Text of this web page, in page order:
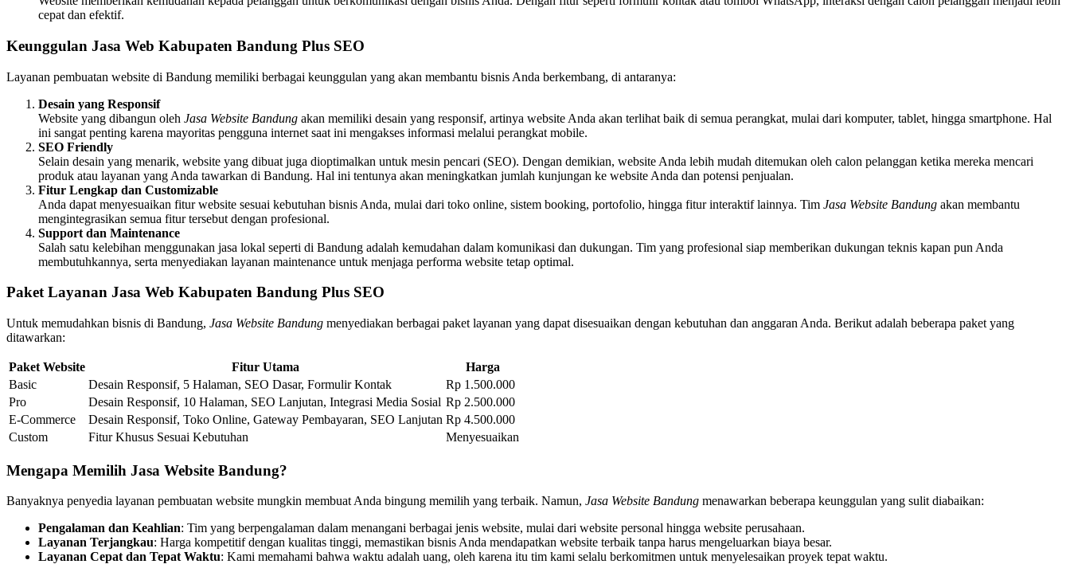
cepat dan efektif.
Keunggulan Jasa Web Kabupaten Bandung Plus SEO
Layanan pembuatan website di Bandung memiliki berbagai keunggulan yang akan membantu bisnis Anda berkembang, di antaranya:
Desain yang Responsif
Website yang dibangun oleh Jasa Website Bandung akan memiliki desain yang responsif, artinya website Anda akan terlihat baik di semua perangkat, mulai dari komputer, tablet, hingga smartphone. Hal
ini sangat penting karena mayoritas pengguna internet saat ini mengakses informasi melalui perangkat mobile.
SEO Friendly
Selain desain yang menarik, website yang dibuat juga dioptimalkan untuk mesin pencari (SEO). Dengan demikian, website Anda lebih mudah ditemukan oleh calon pelanggan ketika mereka mencari
produk atau layanan yang Anda tawarkan di Bandung. Hal ini tentunya akan meningkatkan jumlah kunjungan ke website Anda dan potensi penjualan.
Fitur Lengkap dan Customizable
Anda dapat menyesuaikan fitur website sesuai kebutuhan bisnis Anda, mulai dari toko online, sistem booking, portofolio, hingga fitur interaktif lainnya. Tim Jasa Website Bandung akan membantu
mengintegrasikan semua fitur tersebut dengan profesional.
Support dan Maintenance
Salah satu kelebihan menggunakan jasa lokal seperti di Bandung adalah kemudahan dalam komunikasi dan dukungan. Tim yang profesional siap memberikan dukungan teknis kapan pun Anda
membutuhkannya, serta menyediakan layanan maintenance untuk menjaga performa website tetap optimal.
Paket Layanan Jasa Web Kabupaten Bandung Plus SEO
Untuk memudahkan bisnis di Bandung, Jasa Website Bandung menyediakan berbagai paket layanan yang dapat disesuaikan dengan kebutuhan dan anggaran Anda. Berikut adalah beberapa paket yang
ditawarkan:
Paket Website Fitur Utama
Harga
Basic
Desain Responsif, 5 Halaman, SEO Dasar, Formulir Kontak
Rp 1.500.000
Pro
Desain Responsif, 10 Halaman, SEO Lanjutan, Integrasi Media Sosial Rp 2.500.000
E-Commerce
Desain Responsif, Toko Online, Gateway Pembayaran, SEO Lanjutan Rp 4.500.000
Custom
Fitur Khusus Sesuai Kebutuhan Menyesuaikan
Mengapa Memilih Jasa Website Bandung?
Banyaknya penyedia layanan pembuatan website mungkin membuat Anda bingung memilih yang terbaik. Namun, Jasa Website Bandung menawarkan beberapa keunggulan yang sulit diabaikan:
Pengalaman dan Keahlian: Tim yang berpengalaman dalam menangani berbagai jenis website, mulai dari website personal hingga website perusahaan.
Layanan Terjangkau: Harga kompetitif dengan kualitas tinggi, memastikan bisnis Anda mendapatkan website terbaik tanpa harus mengeluarkan biaya besar.
Layanan Cepat dan Tepat Waktu: Kami memahami bahwa waktu adalah uang, oleh karena itu tim kami selalu berkomitmen untuk menyelesaikan proyek tepat waktu.